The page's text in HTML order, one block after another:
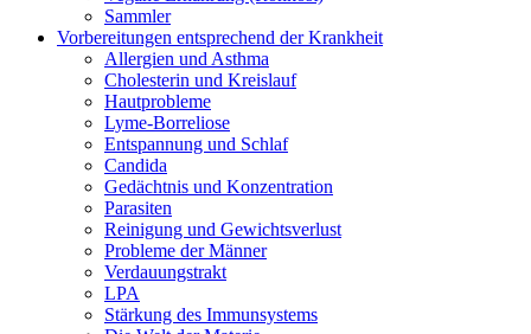
Sammler
Vorbereitungen entsprechend der Krankheit
Allergien und Asthma
Cholesterin und Kreislauf
Hautprobleme
Lyme-Borreliose
Entspannung und Schlaf
Candida
Gedächtnis und Konzentration
Parasiten
Reinigung und Gewichtsverlust
Probleme der Männer
Verdauungstrakt
LPA
Stärkung des Immunsystems